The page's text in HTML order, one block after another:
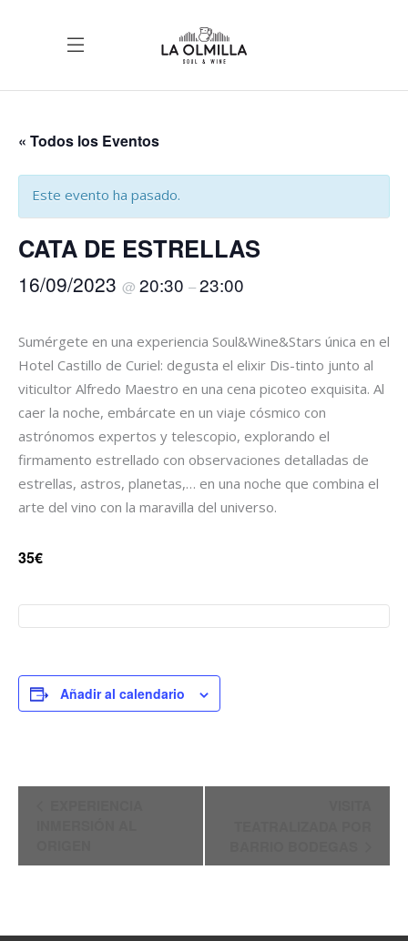
« Todos los Eventos
Este evento ha pasado.
CATA DE ESTRELLAS
16/09/2023 @ 20:30 –23:00
Sumérgete en una experiencia Soul&Wine&Stars única en el
Hotel Castillo de Curiel: degusta el elixir Dis-tinto junto al
viticultor Alfredo Maestro en una cena picoteo exquisita. Al
caer la noche, embárcate en un viaje cósmico con
astrónomos expertos y telescopio, explorando el
firmamento estrellado con observaciones detalladas de
estrellas, astros, planetas,… en una noche que combina el
arte del vino con la maravilla del universo.
35€
Añadir al calendario